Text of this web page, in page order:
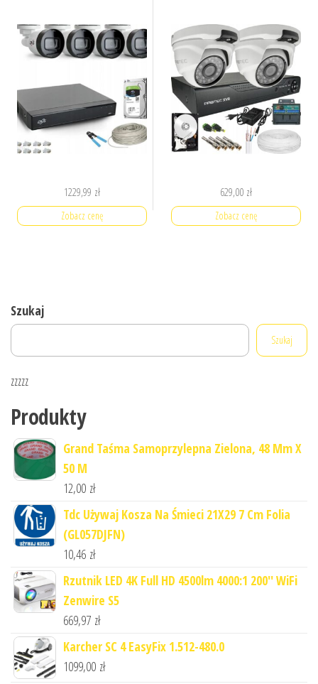
1229,99 zł
Zobacz cenę
629,00 zł
Zobacz cenę
Szukaj
Szukaj
zzzzz
Produkty
Grand Taśma Samoprzylepna Zielona, 48 Mm X
50 M
12,00 zł
Tdc Używaj Kosza Na Śmieci 21X29 7 Cm Folia
(GL057DJFN)
10,46 zł
Rzutnik LED 4K Full HD 4500lm 4000:1 200'' WiFi
Zenwire S5
669,97 zł
Karcher SC 4 EasyFix 1.512-480.0
1099,00 zł